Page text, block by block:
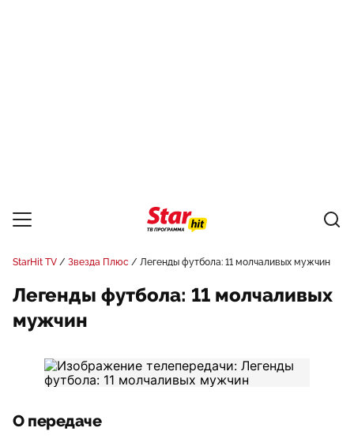
StarHit TV Звезда Плюс Легенды футбола: 11 молчаливых мужчин
Легенды футбола: 11 молчаливых
мужчин
О передаче